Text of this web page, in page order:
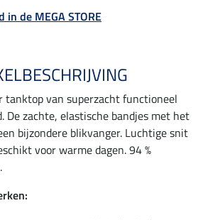
in de MEGA STORE
tanktop van superzacht functioneel
De zachte, elastische bandjes met het
bijzondere blikvanger. Luchtige snit
voor warme dagen. 94 %